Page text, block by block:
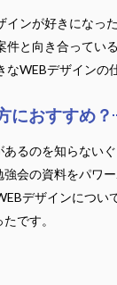
インが好きになっ
件と向き合ってい
WEBデザインの
におすすめ？
るのを知らない
会の資料をパワ
デザインにつ
です。